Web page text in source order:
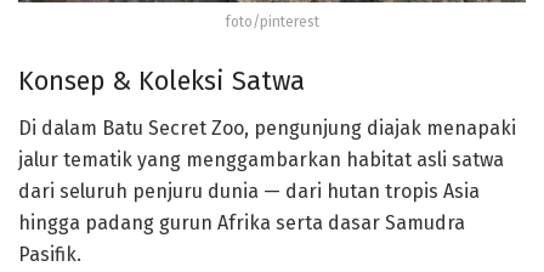
foto/pinterest
Konsep & Koleksi Satwa
Di dalam Batu Secret Zoo, pengunjung diajak menapaki
jalur tematik yang menggambarkan habitat asli satwa
dari seluruh penjuru dunia — dari hutan tropis Asia
hingga padang gurun Afrika serta dasar Samudra
Pasifik.